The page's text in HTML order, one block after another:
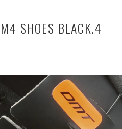
SHOES BLACK.4